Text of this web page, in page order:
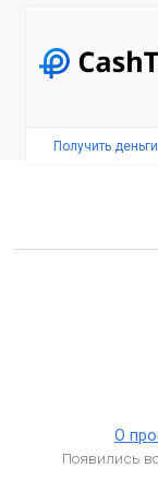
Получить
О
Появились